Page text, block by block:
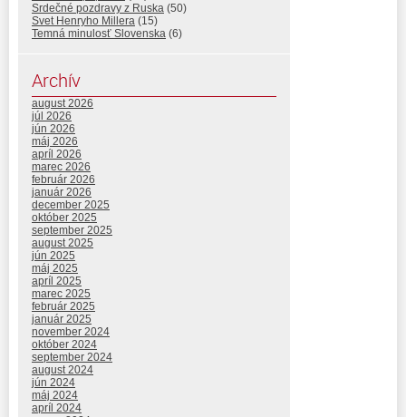
Srdečné pozdravy z Ruska (50)
Svet Henryho Millera (15)
Temná minulosť Slovenska (6)
Archív
august 2026
júl 2026
jún 2026
máj 2026
apríl 2026
marec 2026
február 2026
január 2026
december 2025
október 2025
september 2025
august 2025
jún 2025
máj 2025
apríl 2025
marec 2025
február 2025
január 2025
november 2024
október 2024
september 2024
august 2024
jún 2024
máj 2024
apríl 2024